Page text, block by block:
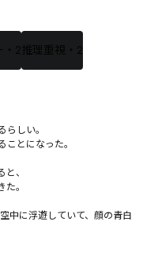
・2 推理重視・2
しい。
ことになった。
と、
た。
中に浮遊していて、顔の青白